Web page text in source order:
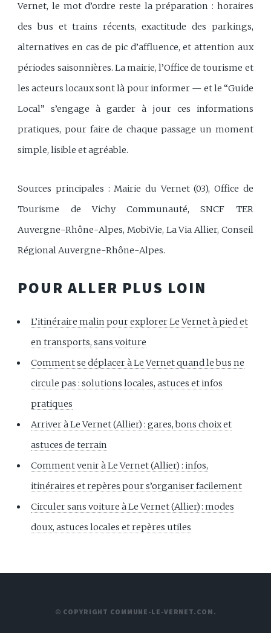
Vernet, le mot d’ordre reste la préparation : horaires
des bus et trains récents, exactitude des parkings,
alternatives en cas de pic d’affluence, et attention aux
périodes saisonnières. La mairie, l’Office de tourisme et
les acteurs locaux sont là pour informer — et le “Guide
Local” s’engage à garder à jour ces informations
pratiques, pour faire de chaque passage un moment
simple, lisible et agréable.
Sources principales : Mairie du Vernet (03), Office de
Tourisme de Vichy Communauté, SNCF TER
Auvergne-Rhône-Alpes, MobiVie, La Via Allier, Conseil
Régional Auvergne-Rhône-Alpes.
POUR ALLER PLUS LOIN
L’itinéraire malin pour explorer Le Vernet à pied et
en transports, sans voiture
Comment se déplacer à Le Vernet quand le bus ne
circule pas : solutions locales, astuces et infos
pratiques
Arriver à Le Vernet (Allier) : gares, bons choix et
astuces de terrain
Comment venir à Le Vernet (Allier) : infos,
itinéraires et repères pour s’organiser facilement
Circuler sans voiture à Le Vernet (Allier) : modes
doux, astuces locales et repères utiles
© COPYRIGHT COMMUNE-LE-VERNET.COM.